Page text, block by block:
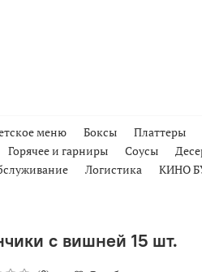
меню Боксы Платтеры
Горячее и гарниры Соусы
Логистика
КИНО
с вишней 15 шт.